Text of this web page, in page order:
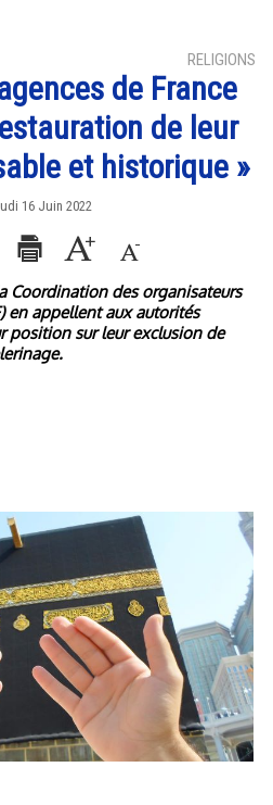
RELIGIONS
de France
de leur
et historique »
16 Juin 2022
Coordination des organisateurs
en appellent aux autorités
position sur leur exclusion de